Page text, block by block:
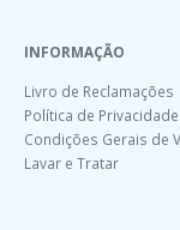
INFORMAÇÃO
Livro de Reclamações
Política de Privacidade
Condições Gerais de
Lavar e Tratar